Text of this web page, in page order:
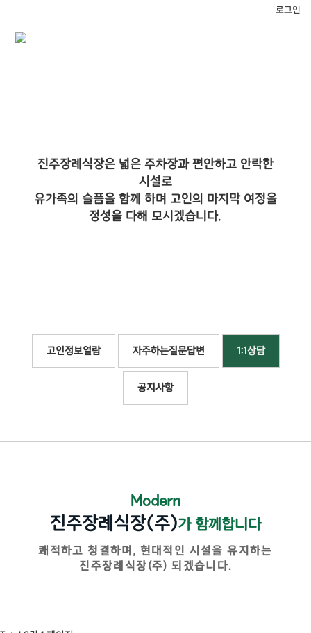
로그인
진주장례식장은 넓은 주차장과 편안하고 안락한
시설로
유가족의 슬픔을 함께 하며 고인의 마지막 여정을
정성을 다해 모시겠습니다.
고인정보열람 자주하는질문답변 1:1상담
공지사항
Modern
진주장례식장(주)가 함께합니다
쾌적하고 청결하며, 현대적인 시설을 유지하는
진주장례식장(주) 되겠습니다.